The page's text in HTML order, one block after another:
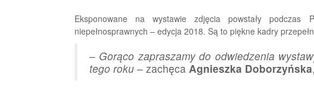
Eksponowane na wystawie zdjęcia powstały
niepełnosprawnych – edycja 2018. Są to piękne kadry
– Gorąco zapraszamy do odwiedzenia
tego roku – zachęca Agnieszka Doborzyńska